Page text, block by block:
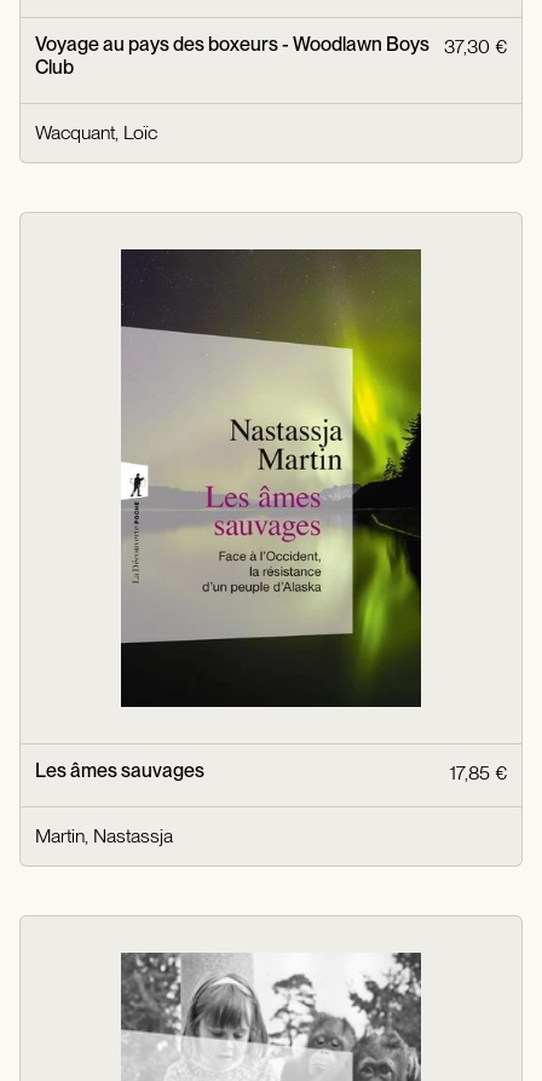
Voyage au pays des boxeurs - Woodlawn Boys
Club
37,30 €
Wacquant, Loïc
Les âmes sauvages 17,85 €
Martin, Nastassja